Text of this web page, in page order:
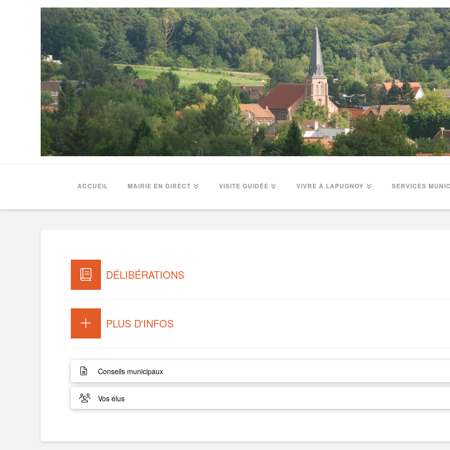
ACCUEIL MAIRIE EN DIRECT VISITE GUIDÉE VIVRE À LAPUGNOY SERVICES
DÉLIBÉRATIONS
PLUS D'INFOS
Conseils municipaux
Vos élus